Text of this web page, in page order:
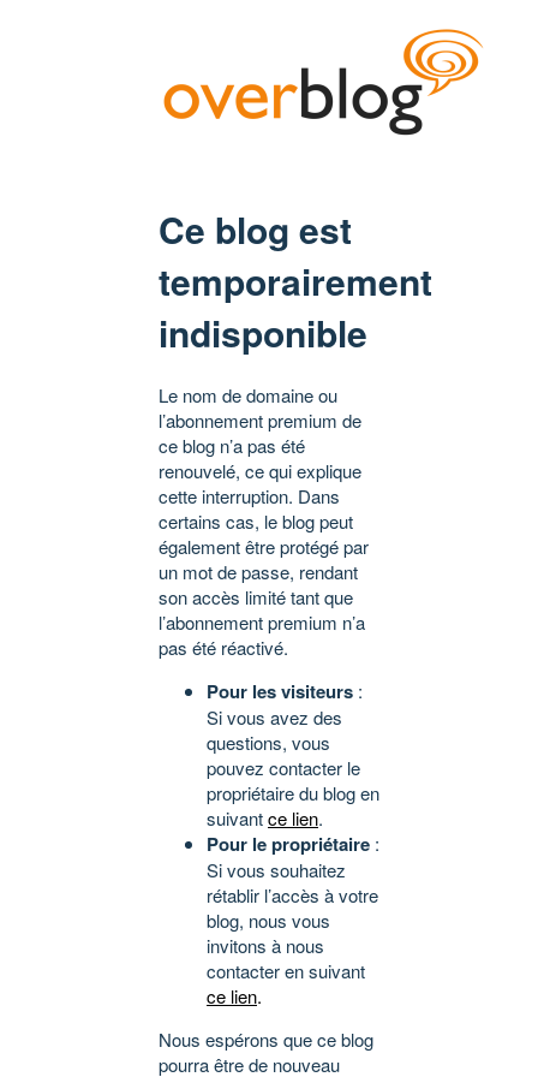
Ce blog est
temporairement
indisponible
Le nom de domaine ou
l’abonnement premium de
ce blog n’a pas été
renouvelé, ce qui explique
cette interruption. Dans
certains cas, le blog peut
également être protégé par
un mot de passe, rendant
son accès limité tant que
l’abonnement premium n’a
pas été réactivé.
Pour les visiteurs :
Si vous avez des
questions, vous
pouvez contacter le
propriétaire du blog en
suivantce lien.
Pour le propriétaire :
Si vous souhaitez
rétablir l’accès à votre
blog, nous vous
invitons à nous
contacter en suivant
ce lien.
Nous espérons que ce blog
pourra être de nouveau